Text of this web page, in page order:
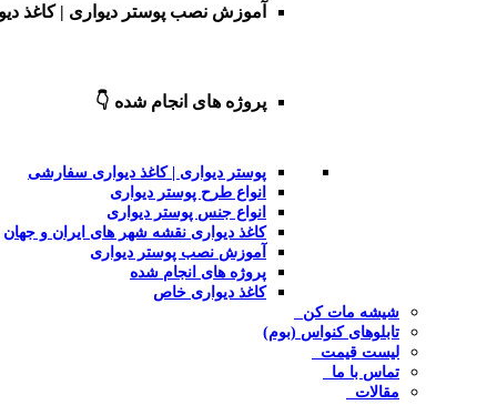
آموزش نصب پوستر دیواری | کاغذ
پروژه های انجام شده 👇
پوستر دیواری | کاغذ دیواری سفارشی
انواع طرح پوستر دیواری
انواع جنس پوستر دیواری
کاغذ دیواری نقشه شهر های ایران و جهان
آموزش نصب پوستر دیواری
پروژه های انجام شده
کاغذ دیواری خاص
شیشه مات کن
تابلوهای کنواس (بوم)
لیست قیمت
تماس با ما
مقالات